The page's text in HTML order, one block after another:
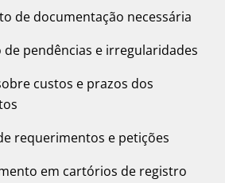
de documentação necessária
de pendências e irregularidades
custos e prazos dos
requerimentos e petições
em cartórios de registro